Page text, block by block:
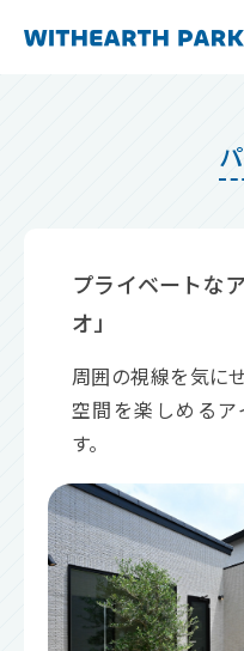
プライベートな
オ」
周囲の視線を気に
空間を楽しめる
す。